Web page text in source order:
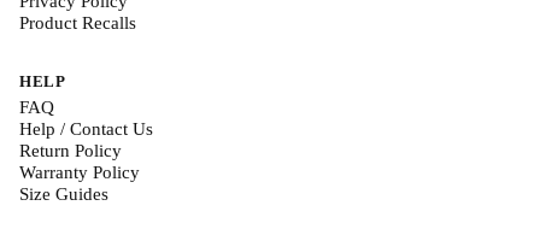
Product Recalls
HELP
FAQ
Help / Contact Us
Return Policy
Warranty Policy
Size Guides